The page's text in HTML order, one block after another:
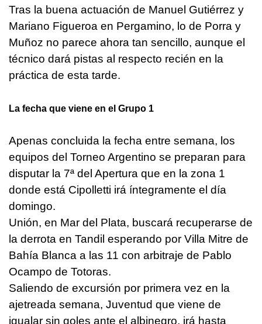
Tras la buena actuación de Manuel Gutiérrez y
Mariano Figueroa en Pergamino, lo de Porra y
Muñoz no parece ahora tan sencillo, aunque el
técnico dará pistas al respecto recién en la
práctica de esta tarde.
La fecha que viene en el Grupo 1
Apenas concluida la fecha entre semana, los
equipos del Torneo Argentino se preparan para
disputar la 7ª del Apertura que en la zona 1
donde está Cipolletti irá íntegramente el día
domingo.
Unión, en Mar del Plata, buscará recuperarse de
la derrota en Tandil esperando por Villa Mitre de
Bahía Blanca a las 11 con arbitraje de Pablo
Ocampo de Totoras.
Saliendo de excursión por primera vez en la
ajetreada semana, Juventud que viene de
igualar sin goles ante el albinegro, irá hasta